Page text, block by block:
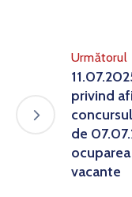
Următorul
privind
de
vacante